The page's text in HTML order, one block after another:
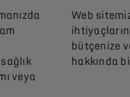
veya
Web
bütçenize
hakkında